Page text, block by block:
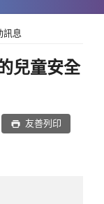
訊息
兒童安全
友善列印